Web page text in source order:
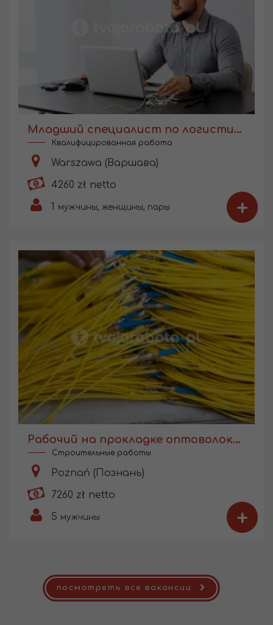
Младший специалист по логистике
Квалифицированная работа
Warszawa (Варшава)
4260 zł netto
1 мужчины, женщины, пары +
Рабочий на прокладке оптоволокна
Строительные работы
Poznań (Познань)
7260 zł netto
5 мужчины +
посмотреть все вакансии